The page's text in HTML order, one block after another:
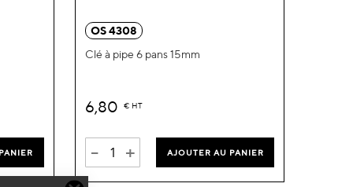
OS 4308
Clé à pipe 6 pans 15mm
6,80 € HT
- + AJOUTER AU PANIER